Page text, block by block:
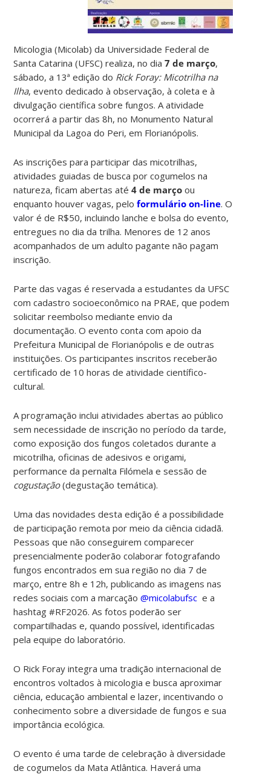
Micologia (Micolab) da Universidade Federal de
Santa Catarina (UFSC) realiza, no dia7 de março,
sábado, a 13ª edição do Rick Foray: Micotrilha na
Ilha, evento dedicado à observação, à coleta e à
divulgação científica sobre fungos. A atividade
ocorrerá a partir das 8h, no Monumento Natural
Municipal da Lagoa do Peri, em Florianópolis.
As inscrições para participar das micotrilhas,
atividades guiadas de busca por cogumelos na
natureza, ficam abertas até4 de março ou
enquanto houver vagas, peloformulário on-line. O
valor é de R$50, incluindo lanche e bolsa do evento,
entregues no dia da trilha. Menores de 12 anos
acompanhados de um adulto pagante não pagam
inscrição.
Parte das vagas é reservada a estudantes da UFSC
com cadastro socioeconômico na PRAE, que podem
solicitar reembolso mediante envio da
documentação. O evento conta com apoio da
Prefeitura Municipal de Florianópolis e de outras
instituições. Os participantes inscritos receberão
certificado de 10 horas de atividade científico-
cultural.
A programação inclui atividades abertas ao público
sem necessidade de inscrição no período da tarde,
como exposição dos fungos coletados durante a
micotrilha, oficinas de adesivos e origami,
performance da pernalta Filómela e sessão de
cogustação(degustação temática).
Uma das novidades desta edição é a possibilidade
de participação remota por meio da ciência cidadã.
Pessoas que não conseguirem comparecer
presencialmente poderão colaborar fotografando
fungos encontrados em sua região no dia 7 de
março, entre 8h e 12h, publicando as imagens nas
redes sociais com a marcação@micolabufsc e a
hashtag #RF2026. As fotos poderão ser
compartilhadas e, quando possível, identificadas
pela equipe do laboratório.
O Rick Foray integra uma tradição internacional de
encontros voltados à micologia e busca aproximar
ciência, educação ambiental e lazer, incentivando o
conhecimento sobre a diversidade de fungos e sua
importância ecológica.
O evento é uma tarde de celebração à diversidade
de cogumelos da Mata Atlântica. Haverá uma